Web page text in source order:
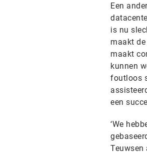
Een
is nu
maakt
maakt
kunnen
foutloos
een
‘We
Teuwsen